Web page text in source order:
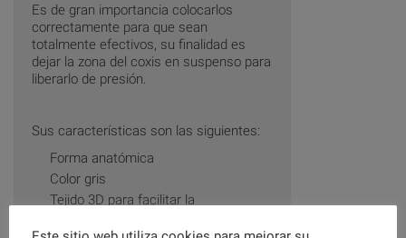
Es de gran importancia colocarlos
correctamente para que sean
totalmente efectivos, su finalidad es
dejar la zona del coxis en suspenso para
liberarlo de presión.
Sus características son las siguientes:
Forma anatómica
Color gris
Tejido 3D para facilitar la